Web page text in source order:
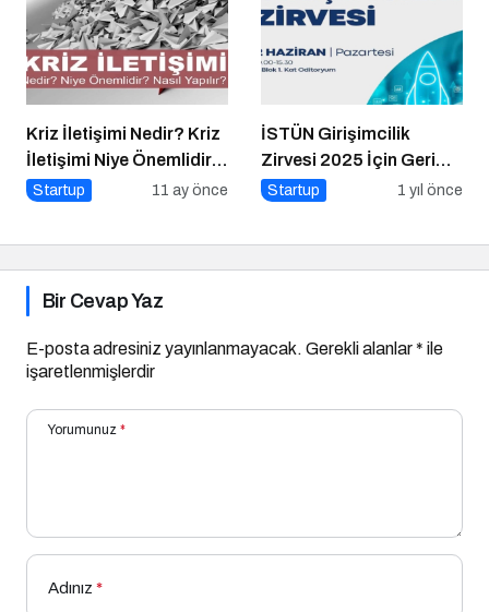
Kriz İletişimi Nedir? Kriz
İletişimi Niye Önemlidir?
Kriz İletişimi Nasıl
Startup 11 ay önce
İSTÜN Girişimcilik
Zirvesi 2025 İçin Geri
Sayım
Startup 1 yıl önce
Bir Cevap Yaz
E-posta adresiniz yayınlanmayacak. Gerekli alanlar* ile
işaretlenmişlerdir
Yorumunuz *
Adınız *